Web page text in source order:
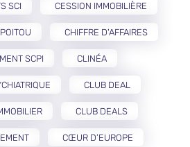
SCI CESSION IMMOBILIÈRE
CHIFFRE D'AFFAIRES
SCPI CLINÉA
CLUB DEAL
CLUB DEALS
CŒUR D’EUROPE